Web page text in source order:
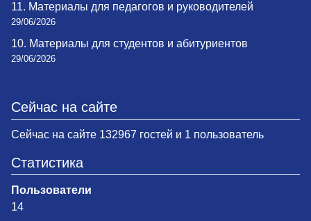
11. Материалы для педагогов и руководителей
29/06/2026
10. Материалы для студентов и абитуриентов
29/06/2026
Сейчас на сайте
Сейчас на сайте 132967 гостей и 1 пользователь
Статистика
Пользователи
14